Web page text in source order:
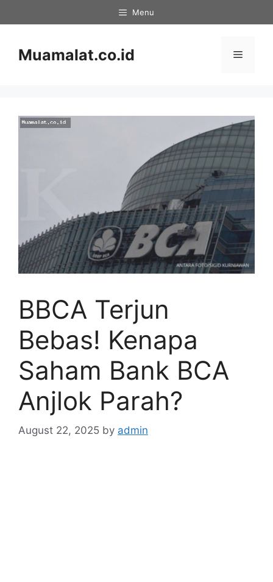
to
Menu
Muamalat.co.id Menu
BBCA Terjun
Bebas! Kenapa
Saham Bank BCA
Anjlok Parah?
August 22, 2025 by admin